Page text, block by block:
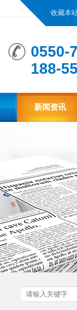
收藏本
0550-
188-
新闻资讯